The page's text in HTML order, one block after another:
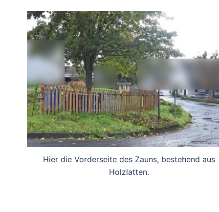
Hier die Vorderseite des Zauns, bestehend aus
Holzlatten.